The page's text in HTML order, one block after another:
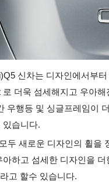
신차는 디자인에서부
로 더욱 섬세해지고 우아
우행등 및 싱글프레임이
있습니다.
두 새로운 디자인의 휠을
하고 섬세한 디자인을 더
고 할수 있습니다.